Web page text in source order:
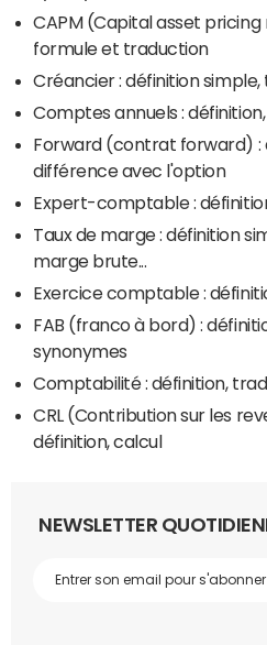
CAPM (Capital asset
formule et traduction
Créancier : définition
Comptes annuels :
Forward (contrat forward) :
différence avec l'option
Expert-comptable :
Taux de marge : définition
marge brute...
Exercice comptable :
FAB (franco à bord) :
synonymes
Comptabilité : définition,
CRL (Contribution sur les
définition, calcul
NEWSLETTER